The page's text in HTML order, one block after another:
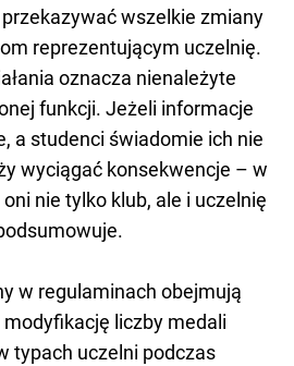
wszelkie zmiany
reprezentującym uczelnię.
oznacza nienależyte
funkcji. Jeżeli informacje
a studenci świadomie ich nie
wyciągać konsekwencje – w
nie tylko klub, ale i uczelnię
w regulaminach obejmują
liczby medali
typach uczelni podczas